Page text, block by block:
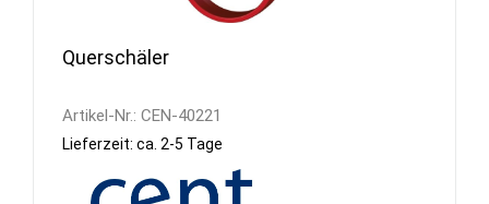
Querschäler
Artikel-Nr.: CEN-40221
Lieferzeit: ca. 2-5 Tage